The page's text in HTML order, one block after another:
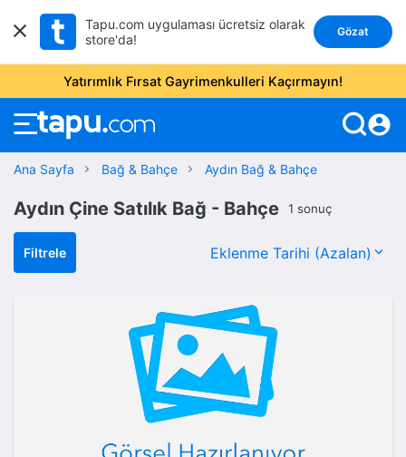
Tapu.com uygulaması ücretsiz olarak
store'da!
Gözat
Yatırımlık Fırsat Gayrimenkulleri Kaçırmayın!
account_circle
Ana Sayfa Bağ & Bahçe Aydın Bağ & Bahçe
Aydın Çine Satılık Bağ - Bahçe 1 sonuç
Filtrele